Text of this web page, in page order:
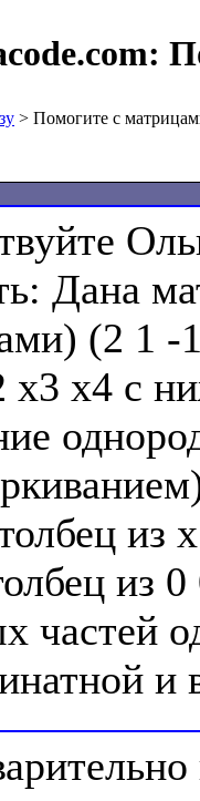
> Помогите с
Дана
(2 1 -
х3 х4 с
из
из
частей